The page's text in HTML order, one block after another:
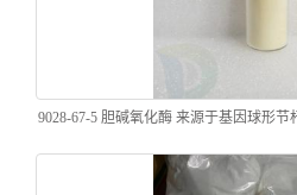
9028-67-5 胆碱氧化酶 来源于基因球形
资料 -性质 -结构-化学